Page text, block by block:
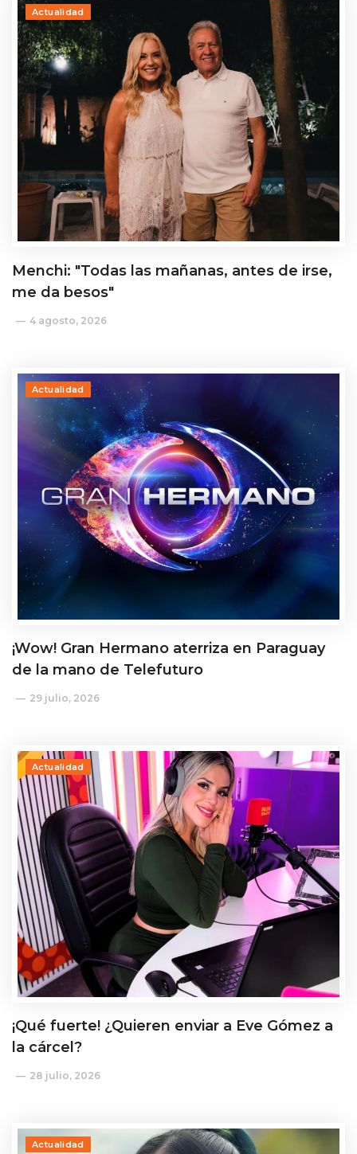
Actualidad
Menchi: "Todas las mañanas, antes de irse,
me da besos"
4 agosto, 2026
Actualidad
¡Wow! Gran Hermano aterriza en Paraguay
de la mano de Telefuturo
29 julio, 2026
Actualidad
¡Qué fuerte! ¿Quieren enviar a Eve Gómez a
la cárcel?
28 julio, 2026
Actualidad